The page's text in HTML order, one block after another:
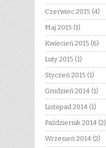
Czerwiec 2015 (4)
Maj 2015 (1)
Kwiecień 2015 (6)
Luty 2015 (1)
Styczeń 2015 (1)
Grudzień 2014 (1)
Listopad 2014 (1)
Październik 2014 (2)
Wrzesień 2014 (2)